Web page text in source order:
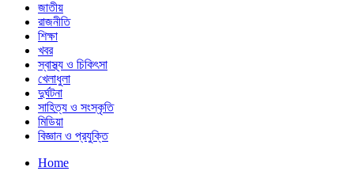
জাতীয়
রাজনীতি
শিক্ষা
খবর
স্বাস্থ্য ও চিকিৎসা
খেলাধুলা
দুর্ঘটনা
সাহিত্য ও সংস্কৃতি
মিডিয়া
বিজ্ঞান ও প্রযুক্তি
Home